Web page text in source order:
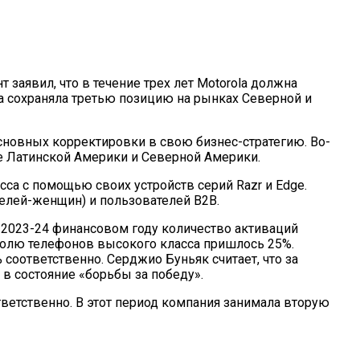
что в течение трех лет Motorola должна
третью позицию на рынках Северной и
корректировки в свою бизнес-стратегию. Во-
Латинской Америки и Северной Америки.
с помощью своих устройств серий Razr и Edge.
женщин) и пользователей B2B.
24 финансовом году количество активаций
телефонов высокого класса пришлось 25%.
Серджио Буньяк считает, что за
состояние «борьбы за победу».
В этот период компания занимала вторую